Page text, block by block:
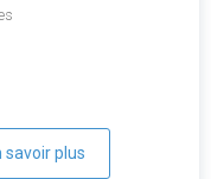
savoir plus